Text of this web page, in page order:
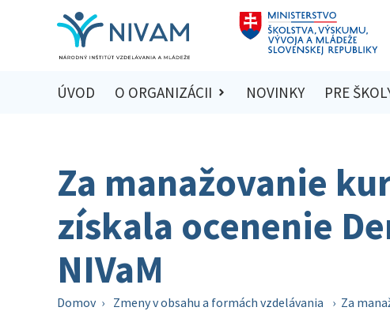
ÚVOD O ORGANIZÁCII NOVINKY PRE
Za manažovanie
získala ocenenie
NIVaM
Domov › Zmeny v obsahu a formách vzdelávania › Za